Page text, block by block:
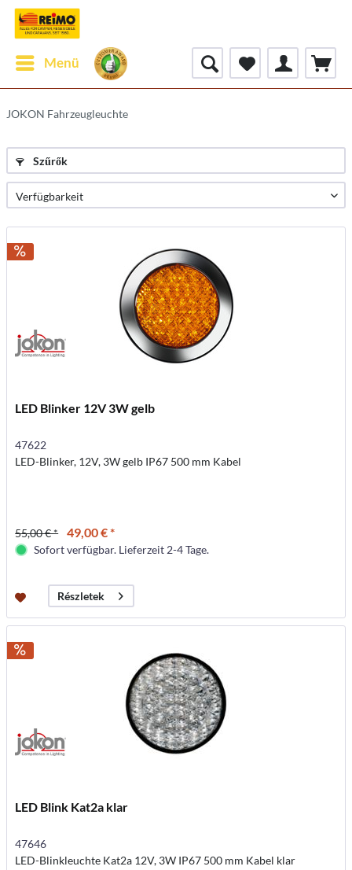
Menü
JOKON Fahrzeugleuchte
Szűrők
LED Blinker 12V 3W gelb
47622
LED-Blinker, 12V, 3W gelb IP67 500 mm Kabel
55,00 € * 49,00 € *
Sofort verfügbar. Lieferzeit 2-4 Tage.
Részletek
LED Blink Kat2a klar
47646
LED-Blinkleuchte Kat2a 12V, 3W IP67 500 mm Kabel klar